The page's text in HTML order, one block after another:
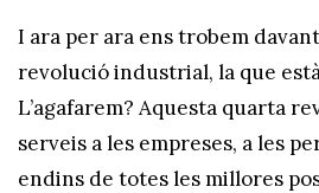
I ara per ara ens trobem
revolució industrial, la que
L’agafarem? Aquesta quarta
serveis a les empreses, a les
endins de totes les millores